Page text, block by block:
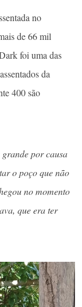
no
de 66 mil
foi uma das
da
400 são
por causa
o poço que não
no momento
que era ter